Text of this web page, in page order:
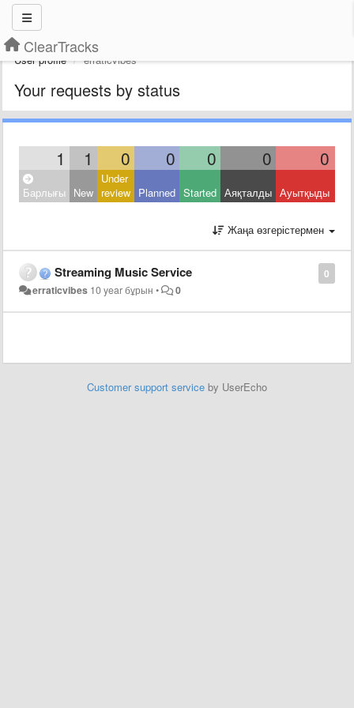
ClearTracks
User profile erraticvibes
Your requests by status
1 1 0 0 0 0 0
Барлығы New
Under
review Planned Started Аяқталды Ауытқыды
Жаңа өзгерістермен
0
Streaming Music Service
erraticvibes 10 year бұрын • 0
Customer support service by UserEcho